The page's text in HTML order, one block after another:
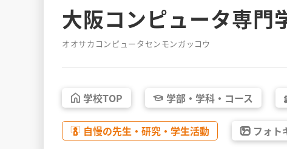
大阪コンピュータ専門
オオサカコンピュータセンモンガッコウ
学校TOP 学部・ 学科・ コース
自慢の先生・ 研究・ 学生活動 フォト